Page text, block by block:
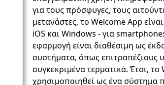
για τους πρόσφυγες, τους
μετανάστες, το Welcome App
iOS και Windows - για
εφαρμογή είναι διαθέσιμη ως
συστήματα, όπως επιτραπέζιους
συγκεκριμένα τερματικά. Έτσι,
χρησιμοποιηθεί ως ένα σύστημα